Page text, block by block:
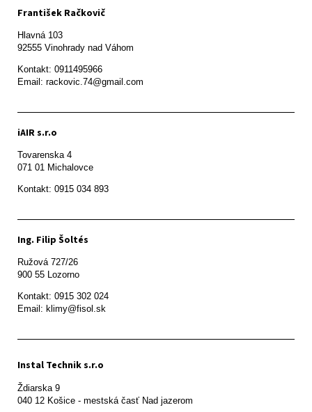
František Račkovič
Hlavná 103
92555 Vinohrady nad Váhom
Kontakt: 0911495966
Email: rackovic.74@gmail.com
iAIR s.r.o
Tovarenska 4
071 01 Michalovce
Ing. Filip Šoltés
Ružová 727/26
900 55 Lozorno
Kontakt: 0915 302 024
Email: klimy@fisol.sk
Instal Technik s.r.o
Ždiarska 9